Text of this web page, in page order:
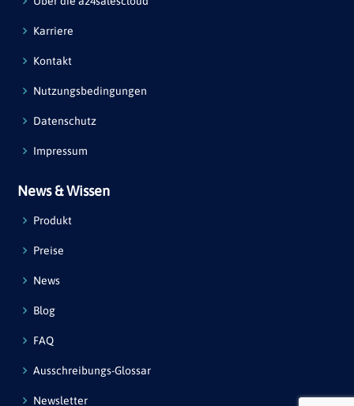
Karriere
Kontakt
Nutzungsbedingungen
Datenschutz
Impressum
News & Wissen
Produkt
Preise
News
Blog
FAQ
Ausschreibungs-Glossar
Newsletter